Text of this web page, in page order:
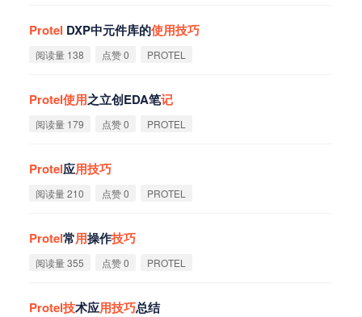
Protel DXP中元件库的使用技巧
阅读量 138 点赞 0 PROTEL
Protel使用之立创EDA笔记
阅读量 179 点赞 0 PROTEL
Protel应用技巧
阅读量 210 点赞 0 PROTEL
Protel常用操作技巧
阅读量 355 点赞 0 PROTEL
Protel技术应用技巧总结